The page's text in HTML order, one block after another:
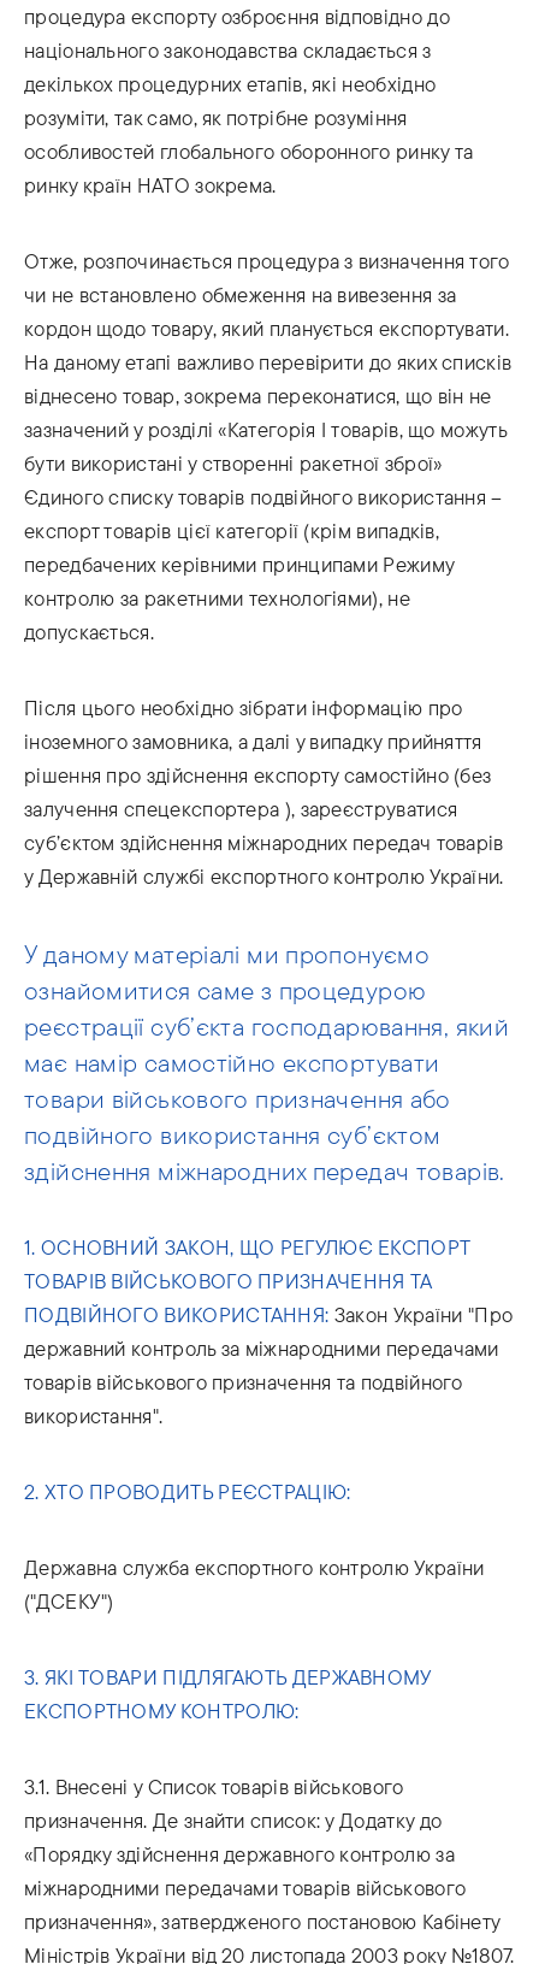
процедура експорту озброєння відповідно до
національного законодавства складається з
декількох процедурних етапів, які необхідно
розуміти, так само, як потрібне розуміння
особливостей глобального оборонного ринку та
ринку країн НАТО зокрема.
Отже, розпочинається процедура з визначення того
чи не встановлено обмеження на вивезення за
кордон щодо товару, який планується експортувати.
На даному етапі важливо перевірити до яких списків
віднесено товар, зокрема переконатися, що він не
зазначений у розділі «Категорія І товарів, що можуть
бути використані у створенні ракетної зброї»
Єдиного списку товарів подвійного використання –
експорт товарів цієї категорії (крім випадків,
передбачених керівними принципами Режиму
контролю за ракетними технологіями), не
допускається.
Після цього необхідно зібрати інформацію про
іноземного замовника, а далі у випадку прийняття
рішення про здійснення експорту самостійно (без
залучення спецекспортера ), зареєструватися
суб’єктом здійснення міжнародних передач товарів
у Державній службі експортного контролю України.
У даному матеріалі ми пропонуємо
ознайомитися саме з процедурою
реєстрації суб’єкта господарювання, який
має намір самостійно експортувати
товари військового призначення або
подвійного використання суб’єктом
здійснення міжнародних передач товарів.
1. ОСНОВНИЙ ЗАКОН, ЩО РЕГУЛЮЄ ЕКСПОРТ
ТОВАРІВ ВІЙСЬКОВОГО ПРИЗНАЧЕННЯ ТА
ПОДВІЙНОГО ВИКОРИСТАННЯ: Закон України "Про
державний контроль за міжнародними передачами
товарів військового призначення та подвійного
використання".
2. ХТО ПРОВОДИТЬ РЕЄСТРАЦІЮ:
Державна служба експортного контролю України
("ДСЕКУ")
3. ЯКІ ТОВАРИ ПІДЛЯГАЮТЬ ДЕРЖАВНОМУ
ЕКСПОРТНОМУ КОНТРОЛЮ:
3.1. Внесені у Список товарів військового
призначення. Де знайти список: у Додатку до
«Порядку здійснення державного контролю за
міжнародними передачами товарів військового
призначення», затвердженого постановою Кабінету
Міністрів України від 20 листопада 2003 року №1807.